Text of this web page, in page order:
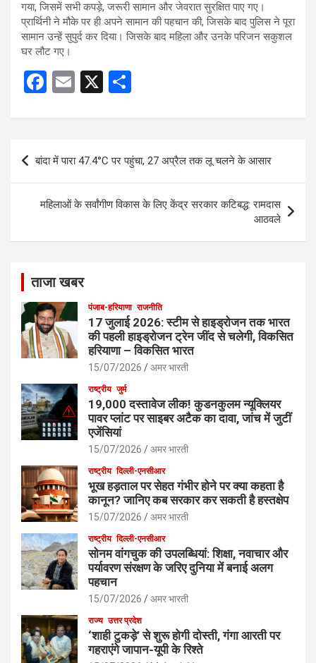
गया, जिसमें सभी कपड़े, जरूरी सामान और जेवरात सुरक्षित पाए गए।
प्रार्थिनी ने मौके पर ही अपने सामान की पहचान की, जिसके बाद पुलिस ने पूरा
सामान उन्हें सुपुर्द कर दिया। जिसके बाद महिला और उनके परिजन सकुशल
घर लौट गए।
F
ce
b
o
o
k
E
ail
X
ar
e
Post
navigation
बांदा में पारा 47.4°C पर पहुंचा, 27 अप्रैल तक लू चलने के आसार
महिलाओं के सर्वांगीण विकास के लिए केंद्र सरकार कटिबद्ध: रामदास
आठवले
ताजा खबर
पंजाब-हरियाणा राजनीति
17 जुलाई 2026: स्टीम से हाइड्रोजन तक भारत
की पहली हाइड्रोजन ट्रेन जींद से चलेगी, विकसित
हरियाणा – विकसित भारत
15/07/2026 अमर भारती
राष्ट्रीय जुर्म
19,000 दस्तावेज लीक! कुडनकुलम न्यूक्लियर
पावर प्लांट पर साइबर अटैक का दावा, जांच में जुटीं
एजेंसियां
15/07/2026 अमर भारती
राष्ट्रीय दिल्ली-एनसीआर
भूख हड़ताल पर सेहत गंभीर होने पर क्या कहता है
कानून? जानिए कब सरकार कर सकती है हस्तक्षेप
15/07/2026 अमर भारती
राष्ट्रीय दिल्ली-एनसीआर
सोनम वांगचुक की उपलब्धियां: शिक्षा, नवाचार और
पर्यावरण संरक्षण के जरिए दुनिया में बनाई अलग
पहचान
15/07/2026 अमर भारती
राज्य उत्तर प्रदेश
‘शाही टुकड़े’ से शुरू होगी दोस्ती, गंगा आरती पर
गहराएंगे जापान-यूपी के रिश्ते